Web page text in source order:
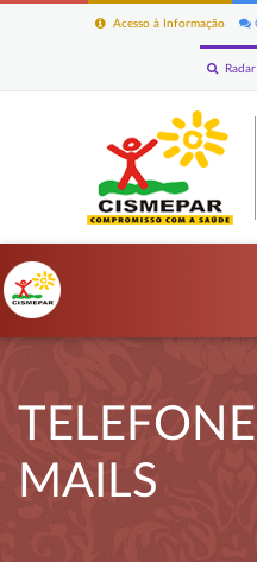
Acesso à Informação
MAILS